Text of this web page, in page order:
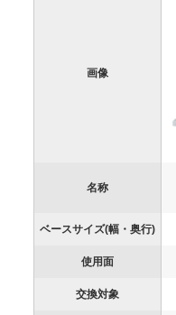
画像
名称
ベースサイズ(幅・奥行)
使用面
交換対象